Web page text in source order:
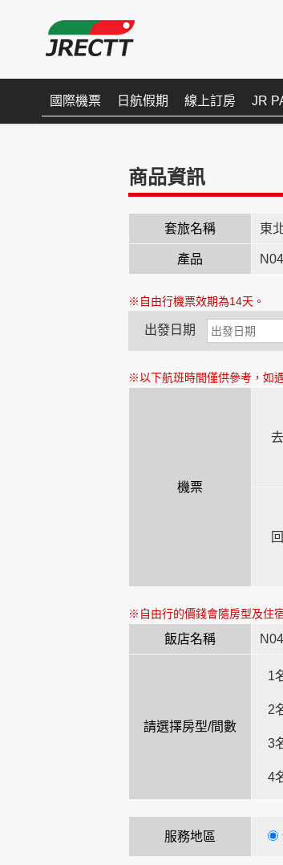
國際機票 日航假期 線上訂房 JR
商品資訊
套旅名稱 東
產品
※自由行機票效期為14天。
出發日期
※以下航班時間僅供參考，如
機票
※自由行的價錢會隨房型及住
飯店名稱
請選擇房型/間數
1
2
3
4
服務地區